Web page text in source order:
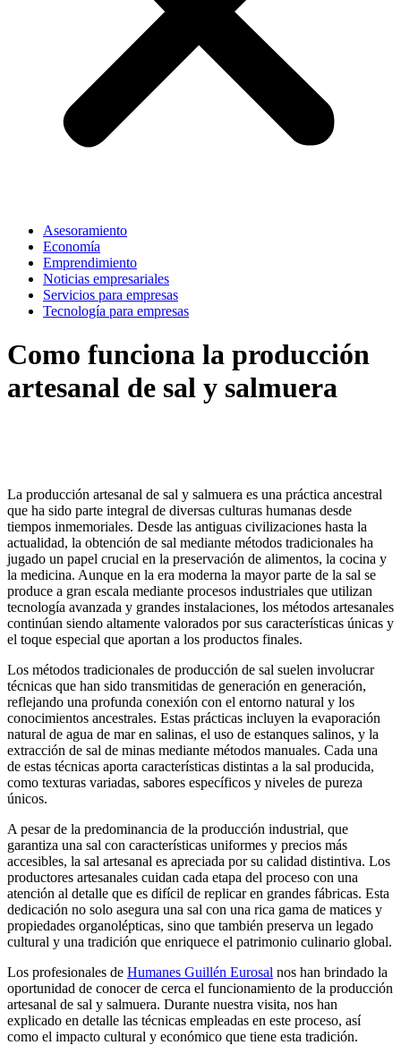
Asesoramiento
Economía
Emprendimiento
Noticias empresariales
Servicios para empresas
Tecnología para empresas
Como funciona la producción
artesanal de sal y salmuera
La producción artesanal de sal y salmuera es una práctica ancestral
que ha sido parte integral de diversas culturas humanas desde
tiempos inmemoriales. Desde las antiguas civilizaciones hasta la
actualidad, la obtención de sal mediante métodos tradicionales ha
jugado un papel crucial en la preservación de alimentos, la cocina y
la medicina. Aunque en la era moderna la mayor parte de la sal se
produce a gran escala mediante procesos industriales que utilizan
tecnología avanzada y grandes instalaciones, los métodos artesanales
continúan siendo altamente valorados por sus características únicas y
el toque especial que aportan a los productos finales.
Los métodos tradicionales de producción de sal suelen involucrar
técnicas que han sido transmitidas de generación en generación,
reflejando una profunda conexión con el entorno natural y los
conocimientos ancestrales. Estas prácticas incluyen la evaporación
natural de agua de mar en salinas, el uso de estanques salinos, y la
extracción de sal de minas mediante métodos manuales. Cada una
de estas técnicas aporta características distintas a la sal producida,
como texturas variadas, sabores específicos y niveles de pureza
únicos.
A pesar de la predominancia de la producción industrial, que
garantiza una sal con características uniformes y precios más
accesibles, la sal artesanal es apreciada por su calidad distintiva. Los
productores artesanales cuidan cada etapa del proceso con una
atención al detalle que es difícil de replicar en grandes fábricas. Esta
dedicación no solo asegura una sal con una rica gama de matices y
propiedades organolépticas, sino que también preserva un legado
cultural y una tradición que enriquece el patrimonio culinario global.
Los profesionales de Humanes Guillén Eurosal nos han brindado la
oportunidad de conocer de cerca el funcionamiento de la producción
artesanal de sal y salmuera. Durante nuestra visita, nos han
explicado en detalle las técnicas empleadas en este proceso, así
como el impacto cultural y económico que tiene esta tradición.